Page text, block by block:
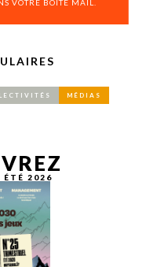
VOTRE BOÎTE MAIL.
MÉDIAS
ÉTÉ 2026